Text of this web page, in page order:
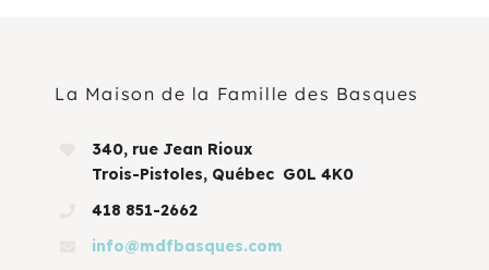
La Maison de la Famille des Basques
340, rue Jean Rioux
Trois-Pistoles, Québec G0L 4K0
418 851-2662
info@mdfbasques.com